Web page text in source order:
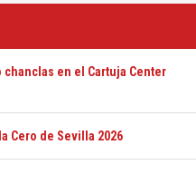
en el Cartuja Center
Cero de Sevilla 2026